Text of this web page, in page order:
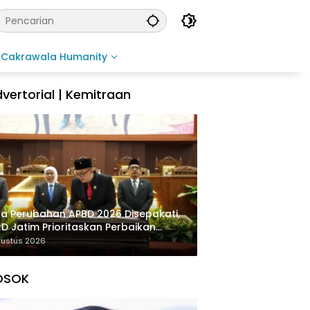
Cakrawala Humanity
| Kemitraan
Perubahan APBD 2026 Disepakati,
Jatim Prioritaskan Perbaikan
dan Penyelesaian TPG
2026